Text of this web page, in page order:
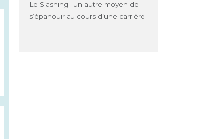
Le Slashing : un autre moyen de
s’épanouir au cours d’une carrière